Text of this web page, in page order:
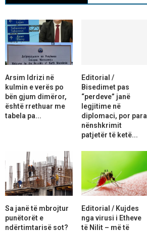
Arsim Idrizi në
kulmin e verës po
bën gjum dimëror,
është rrethuar me
tabela pa...
Editorial /
Bisedimet pas
“perdeve” janë
legjitime në
diplomaci, por para
nënshkrimit
patjetër të ketë...
Sa janë të mbrojtur
punëtorët e
ndërtimtarisë sot?
Editorial / Kujdes
nga virusi i Etheve
të Nilit – më të